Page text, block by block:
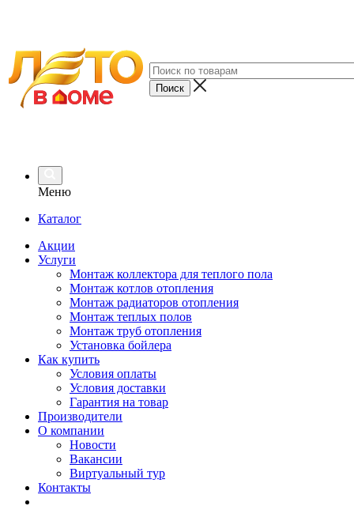
Меню
Каталог
Акции
Услуги
Монтаж коллектора для теплого пола
Монтаж котлов отопления
Монтаж радиаторов отопления
Монтаж теплых полов
Монтаж труб отопления
Установка бойлера
Как купить
Условия оплаты
Условия доставки
Гарантия на товар
Производители
О компании
Новости
Вакансии
Виртуальный тур
Контакты